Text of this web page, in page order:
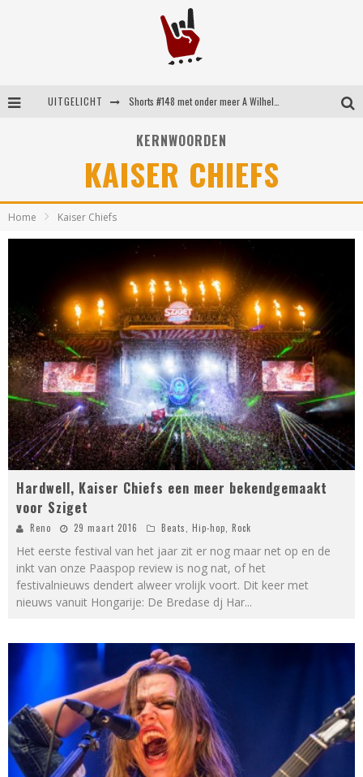
UITGELICHT
Britse emorockers van Basement maken tweede comeback met het indrukwekkende ‘Wired’
Shorts #149 met onder meer No Cure, Eva Under Fire, The Hu en Sleeping With Sirens
KERNWOORDEN
KAISER CHIEFS
Home Kaiser Chiefs
Hardwell, Kaiser Chiefs een meer bekendgemaakt
voor Sziget
Reno 29 maart 2016 Beats, Hip-hop, Rock
Het eerste festival van het jaar zit er nog maar net op en de
inkt van onze Paaspop review is nog nat, of het
festivalnieuws dendert alweer vrolijk voort. Dit keer met
nieuws vanuit Hongarije: De Bredase dj Har...